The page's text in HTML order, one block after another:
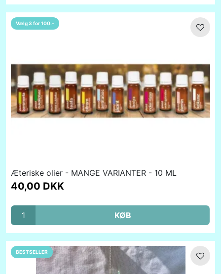
Vælg 3 for 100.-
Æteriske olier - MANGE VARIANTER - 10 ML
40,00 DKK
KØB
BESTSELLER